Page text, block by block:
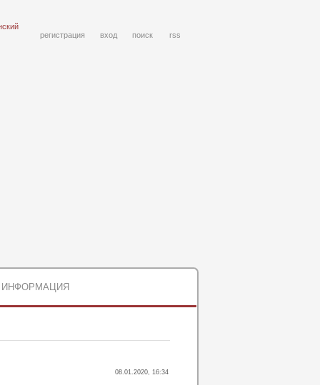
регистрация
вход поиск rss
ИНФОРМАЦИЯ
08.01.2020, 16:34